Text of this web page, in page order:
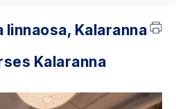
linnaosa, Kalaranna
Kalaranna